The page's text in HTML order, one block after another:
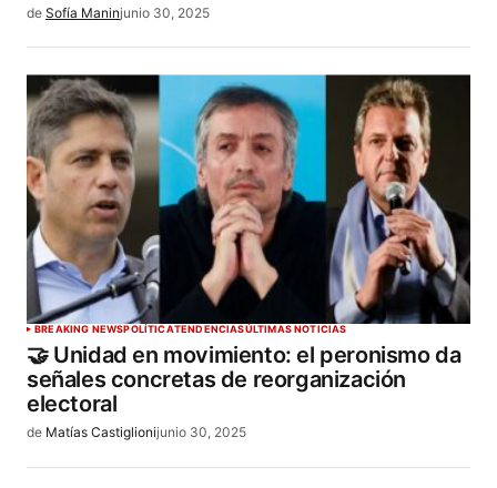
de Sofía Maninjunio 30, 2025
BREAKING NEWSPOLÍTICATENDENCIASÚLTIMAS NOTICIAS
🤝 Unidad en movimiento: el peronismo da
señales concretas de reorganización
electoral
de Matías Castiglionijunio 30, 2025